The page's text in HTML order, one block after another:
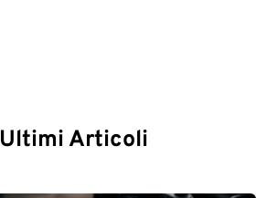
Ultimi Articoli